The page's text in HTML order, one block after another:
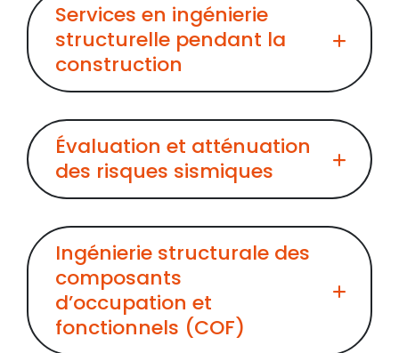
Services en ingénierie
structurelle pendant la
construction
Évaluation et atténuation
des risques sismiques
Ingénierie structurale des
composants
d’occupation et
fonctionnels (COF)